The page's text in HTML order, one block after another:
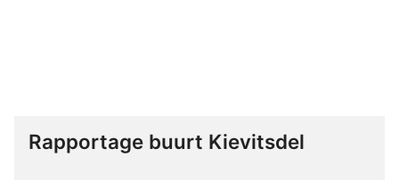
Rapportage buurt Kievitsdel